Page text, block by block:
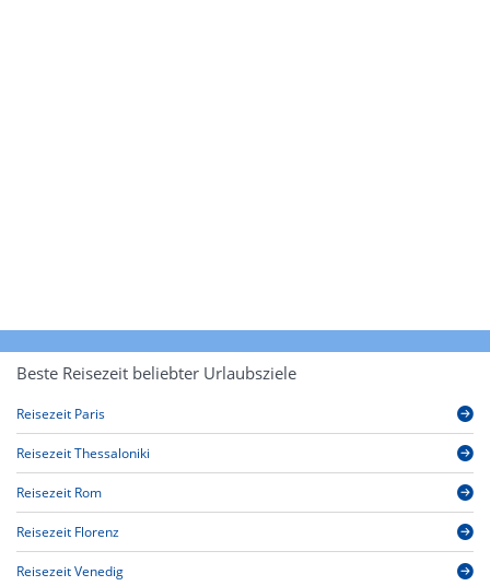
Beste Reisezeit beliebter Urlaubsziele
Reisezeit Paris
Reisezeit Thessaloniki
Reisezeit Rom
Reisezeit Florenz
Reisezeit Venedig